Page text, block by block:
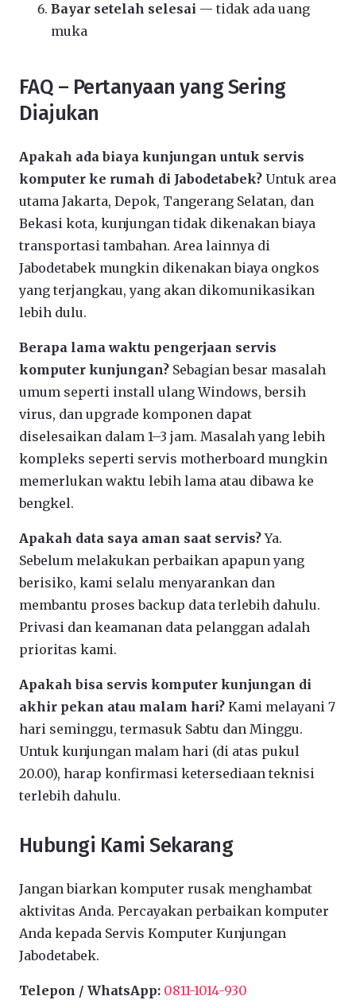
Bayar setelah selesai — tidak ada uang
muka
FAQ – Pertanyaan yang Sering
Diajukan
Apakah ada biaya kunjungan untuk servis
komputer ke rumah di Jabodetabek? Untuk area
utama Jakarta, Depok, Tangerang Selatan, dan
Bekasi kota, kunjungan tidak dikenakan biaya
transportasi tambahan. Area lainnya di
Jabodetabek mungkin dikenakan biaya ongkos
yang terjangkau, yang akan dikomunikasikan
lebih dulu.
Berapa lama waktu pengerjaan servis
komputer kunjungan? Sebagian besar masalah
umum seperti install ulang Windows, bersih
virus, dan upgrade komponen dapat
diselesaikan dalam 1–3 jam. Masalah yang lebih
kompleks seperti servis motherboard mungkin
memerlukan waktu lebih lama atau dibawa ke
bengkel.
Apakah data saya aman saat servis?Ya.
Sebelum melakukan perbaikan apapun yang
berisiko, kami selalu menyarankan dan
membantu proses backup data terlebih dahulu.
Privasi dan keamanan data pelanggan adalah
prioritas kami.
Apakah bisa servis komputer kunjungan di
akhir pekan atau malam hari? Kami melayani 7
hari seminggu, termasuk Sabtu dan Minggu.
Untuk kunjungan malam hari (di atas pukul
20.00), harap konfirmasi ketersediaan teknisi
terlebih dahulu.
Hubungi Kami Sekarang
Jangan biarkan komputer rusak menghambat
aktivitas Anda. Percayakan perbaikan komputer
Anda kepada Servis Komputer Kunjungan
Jabodetabek.
Telepon / WhatsApp: 0811-1014-930